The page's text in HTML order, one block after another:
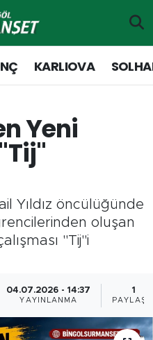
KARLIOVA
Yeni
Yıldız öncülüğünde
oluşan
"Tij"i
04.07.2026 - 14:37
YAYINLANMA
1
Haritası
ve Fikstür